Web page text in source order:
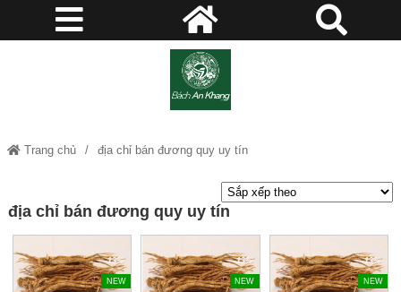
Trang chủ địa chỉ bán đương quy uy tín
địa chỉ bán đương quy uy tín
-13%
NEW
-13%
NEW
-13%
NEW